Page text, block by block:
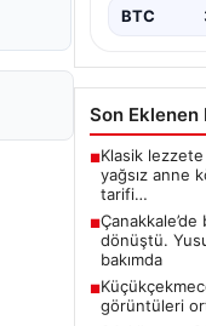
BTC
Son Eklenen
■Klasik
yağsız anne
tarifi…
■
dönüştü.
bakımda
■
görüntüleri